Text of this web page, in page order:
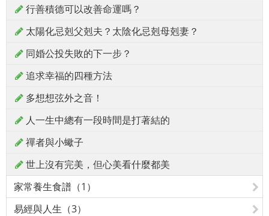
行善積德可以改善命運嗎？
太陽化忌剋父剋夫？太陰化忌剋母剋妻？
同婚公投失敗的下一步？
追求幸福的四種方法
多想想弦外之音！
人一生中總有一段時間是打著結的
禪者與小蠍子
世上沒有完美，但心美看什麼都美
家常養生食譜（1）
易經與人生（3）